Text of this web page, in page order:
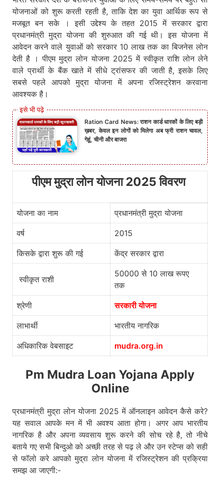
योजनाओं को शुरू करती रहती है, ताकि देश का युवा आर्थिक रूप से
मजबूत बन सके । इसी उद्देश्य के तहत 2015 में सरकार द्वारा
प्रधानमंत्री मुद्रा योजना की शुरुआत की गई थी। इस योजना में
आवेदन करने वाले युवाओं को सरकार 10 लाख तक का बिजनेस लोन
देती है । पीएम मुद्रा लोन योजना 2025 में स्वीकृत राशि लोन लेने
वाले प्रार्थी के बैंक खाते में सीधे ट्रांसफर की जाती है, इसके लिए
सबसे पहले आपको मुद्रा योजना में अपना रजिस्ट्रेशन करवाना
आवश्यक है।
Ration Card News: राशन कार्ड धारकों के लिए बड़ी
ख़बर, केवल इन लोगों को मिलेगा अब फ्री राशन चावल,
गेहूं, चीनी और बाजरा
पीएम मुद्रा लोन योजना 2025 विवरण
योजना का नाम प्रधानमंत्री मुद्रा योजना
वर्ष 2015
किसके द्वारा शुरू की गई केंद्र सरकार द्वारा
स्वीकृत राशी
50000 से 10 लाख रूपए
तक
श्रेणी सरकारी योजना
लाभार्थी भारतीय नागरिक
अधिकारिक वेबसाइट mudra.org.in
Pm Mudra Loan Yojana Apply
Online
प्रधानमंत्री मुद्रा लोन योजना 2025 में ऑनलाइन आवेदन कैसे करे?
यह सवाल आपके मन में भी अवश्य आता होगा। अगर आप भारतीय
नागरिक है और अपना व्यवसाय शुरू करने की सोच रहे है, तो नीचे
बताये गए सभी बिन्दुओ को अच्छी तरह से पढ़ ले और उन स्टेप्स को सही
से फॉलो करे आपको मुद्रा लोन योजना में रजिस्ट्रेशन की प्रक्रिया
समझ आ जाएगी:-